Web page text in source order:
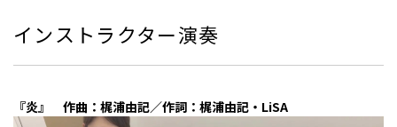
インストラクター演奏
『炎』 作曲：梶浦由記／作詞：梶浦由記・LiSA